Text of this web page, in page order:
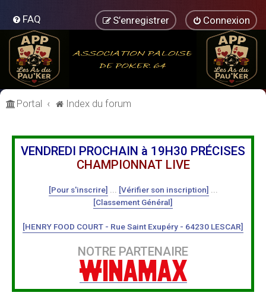
FAQ Connexion
S’enregistrer
Portal Index du forum
VENDREDI PROCHAIN à 19H30 PRÉCISES
CHAMPIONNAT LIVE
[Pour s'inscrire] [Vérifier son inscription]
[Classement Général]
[HENRY FOOD COURT - Rue Saint Exupéry - 64230 LESCAR]
NOTRE PARTENAIRE